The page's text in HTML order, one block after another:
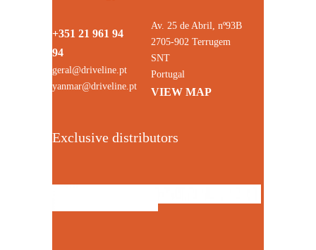
+351 21 961 94
94
geral@driveline.pt
yanmar@driveline.pt
Av. 25 de Abril, nº93B
2705-902 Terrugem
SNT
Portugal
VIEW MAP
Exclusive distributors